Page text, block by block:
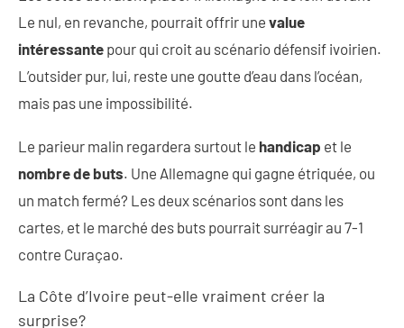
Le nul, en revanche, pourrait offrir une value
intéressante pour qui croit au scénario défensif ivoirien.
L’outsider pur, lui, reste une goutte d’eau dans l’océan,
mais pas une impossibilité.
Le parieur malin regardera surtout le handicap et le
nombre de buts. Une Allemagne qui gagne étriquée, ou
un match fermé? Les deux scénarios sont dans les
cartes, et le marché des buts pourrait surréagir au 7-1
contre Curaçao.
La Côte d’Ivoire peut-elle vraiment créer la
surprise?